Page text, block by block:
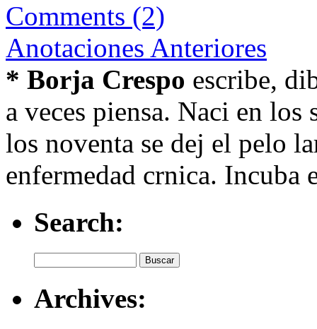
Comments (2)
Anotaciones Anteriores
* Borja Crespo escribe,
a veces piensa. Naci en los
los noventa se dej el pelo
enfermedad crnica. Incuba
Search:
Archives: